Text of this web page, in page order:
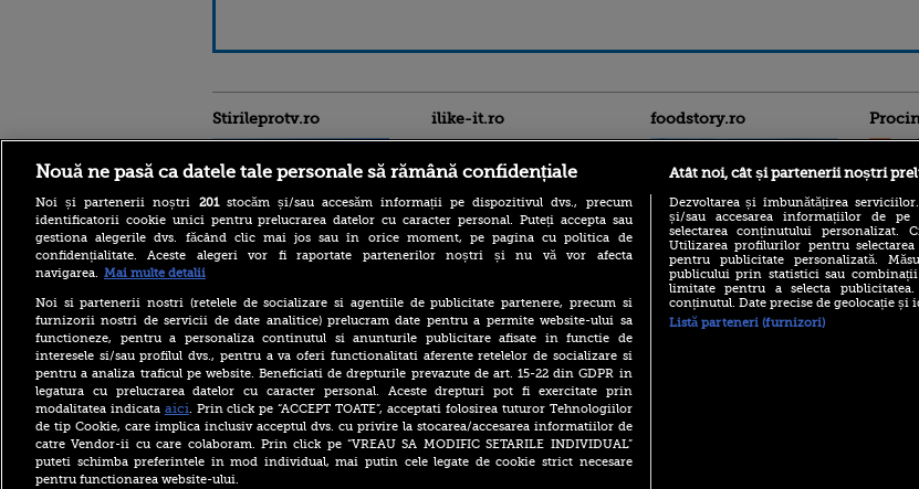
Stirileprotv.ro
oraşe mari ale sale intră sub
alertă roșie de căldură
extremă
Fostul comandant-șef al
armatei ucrainene, după
declarațiile controversate:
Sunt pentru NATO, dar
trebuie să se reinventeze
Speranță pentru persoanele
alergice la câini.
Cercetătorii au creat
ilike-it.ro foodstory.ro
(P) Descoperă Lumea
Evenimentelor din România
cu Transilvania Events!
Emoții
Nouă ne pasă ca datele tale personale să rămână confidențiale
Noi și partenerii noștri 201stocăm și/sau accesăm informații pe dispozitivul dvs., precum
identificatorii cookie unici pentru prelucrarea datelor cu caracter personal. Puteți accepta sau
gestiona alegerile dvs. făcând clic mai jos sau în orice moment, pe pagina cu politica de
confidențialitate. Aceste alegeri vor fi raportate partenerilor noștri și nu vă vor afecta
navigarea. Mai multe detalii
Noi si partenerii nostri (retelele de socializare si agentiile de publicitate partenere, precum si
furnizorii nostri de servicii de date analitice) prelucram date pentru a permite website-ului sa
functioneze, pentru a personaliza continutul si anunturile publicitare afisate in functie de
interesele si/sau profilul dvs., pentru a va oferi functionalitati aferente retelelor de socializare si
pentru a analiza traficul pe website. Beneficiati de drepturile prevazute de art. 15-22 din GDPR in
legatura cu prelucrarea datelor cu caracter personal. Aceste drepturi pot fi exercitate prin
modalitatea indicata aici. Prin click pe “ACCEPT TOATE”, acceptati folosirea tuturor Tehnologiilor
de tip Cookie, care implica inclusiv acceptul dvs. cu privire la stocarea/accesarea informatiilor de
catre Vendor-ii cu care colaboram. Prin click pe “VREAU SA MODIFIC SETARILE INDIVIDUAL”
puteti schimba preferintele in mod individual, mai putin cele legate de cookie strict necesare
pentru functionarea website-ului.
Atât noi, cât și partenerii noștri
Dezvoltarea și îmbunătățirea
și/sau accesarea informațiilor de
selectarea conținutului personalizat.
Utilizarea profilurilor pentru
pentru publicitate personalizată.
publicului prin statistici sau
limitate pentru a selecta
conținutul. Date precise de geolocație
Listă parteneri (furnizori)